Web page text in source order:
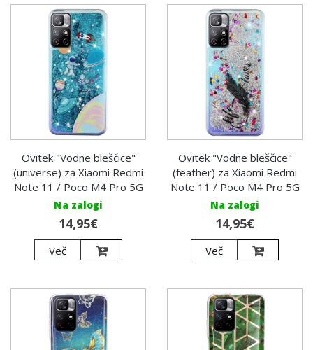
Ovitek "Vodne bleščice"
(universe) za Xiaomi Redmi
Note 11 / Poco M4 Pro 5G
Na zalogi
14,95€
Več
Ovitek "Vodne bleščice"
(feather) za Xiaomi Redmi
Note 11 / Poco M4 Pro 5G
Na zalogi
14,95€
Več